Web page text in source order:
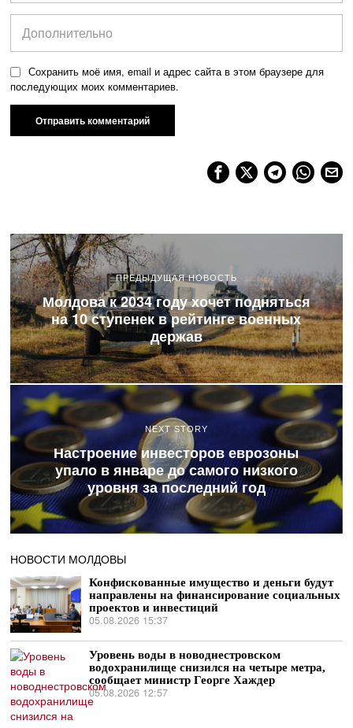
Сохранить моё имя, email и адрес сайта в этом браузере для
последующих моих комментариев.
ПРЕДЫДУЩАЯ НОВОСТЬ
Молдова к 2034 году хочет подняться
на 10 ступенек в рейтинге военных
держав
NEXT STORY
Настроение инвесторов еврозоны
упало в январе до самого низкого
уровня за последний год
НОВОСТИ МОЛДОВЫ
Конфискованные имущество и деньги будут
направлены на финансирование социальных
проектов и инвестиций
05.08.2026 15:37
Уровень воды в новоднестровском
водохранилище снизился на четыре метра,
сообщает министр Георге Хаждер
05.08.2026 12:57